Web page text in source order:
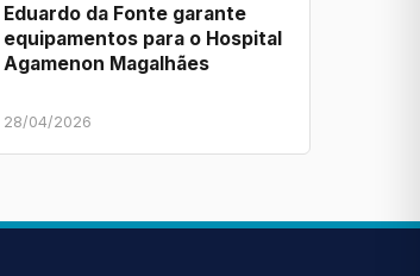
Eduardo da Fonte garante
equipamentos para o Hospital
Agamenon Magalhães
28/04/2026